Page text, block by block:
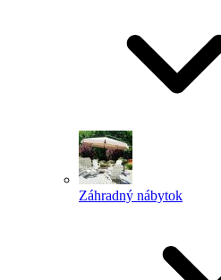
Záhradný nábytok